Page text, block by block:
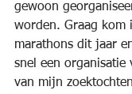
gewoon
worden. Graag kom
marathons dit jaar
snel een organisatie
van mijn